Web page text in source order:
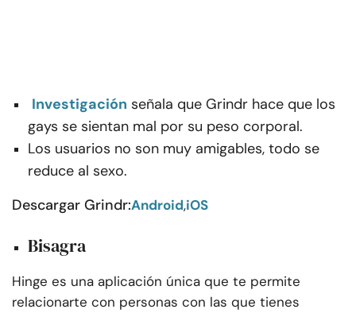
Investigación señala que Grindr hace que los
gays se sientan mal por su peso corporal.
Los usuarios no son muy amigables, todo se
reduce al sexo.
Descargar Grindr:Android,iOS
Bisagra
Hinge es una aplicación única que te permite
relacionarte con personas con las que tienes